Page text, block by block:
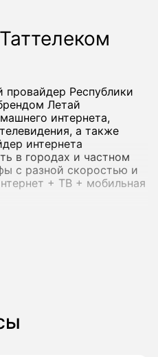
Таттелеком
Республики
Летай
интернета,
а также
интернета
в городах и частном
с разной скоростью и
+ ТВ + мобильная
в Апастово: мы
интернет
Апастово